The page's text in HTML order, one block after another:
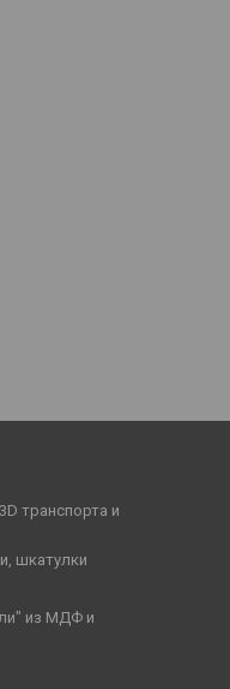
транспорта и
шкатулки
из МДФ и